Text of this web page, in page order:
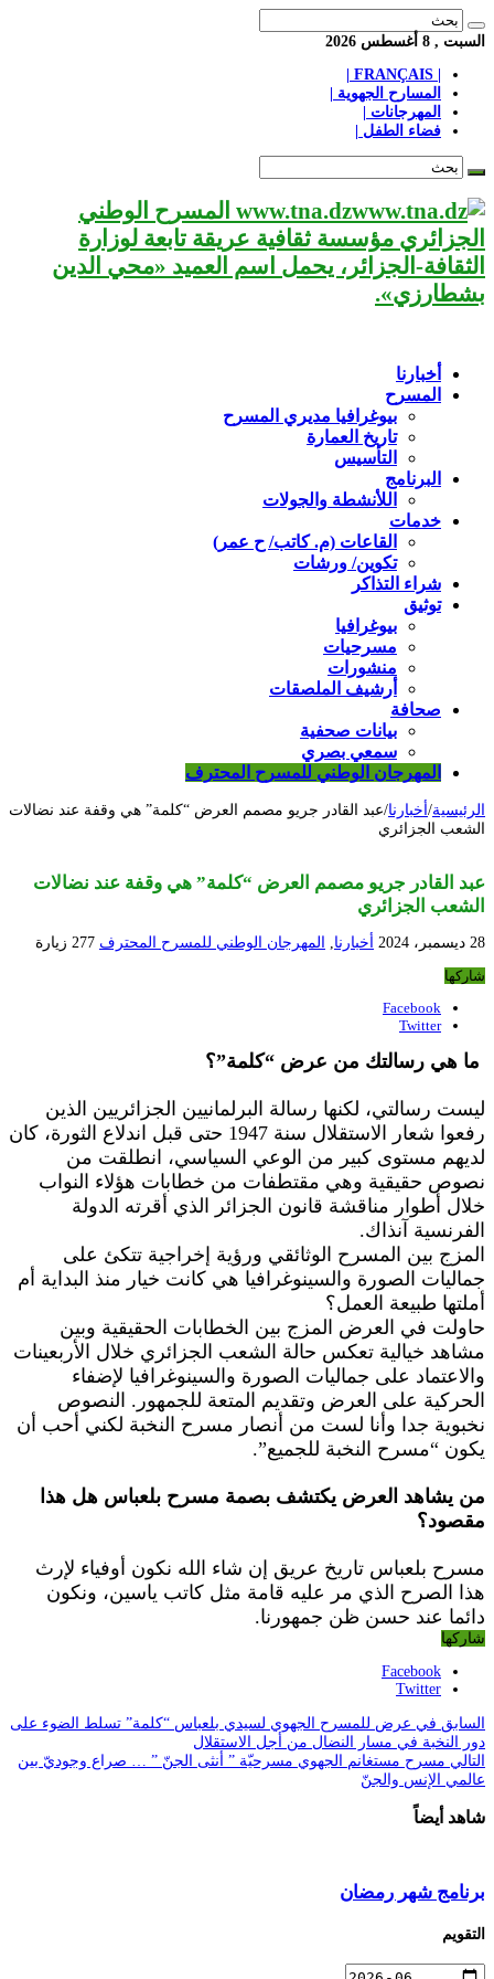
السبت , 8 أغسطس 2026
المسارح الجهوية |
المهرجانات |
فضاء الطفل |
www.tna.dz المسرح الوطني
الجزائري مؤسسة ثقافية عريقة تابعة لوزارة
الثقافة-الجزائر، يحمل اسم العميد «محي الدين
بشطارزي».
أخبارنا
المسرح
بيوغرافيا مديري المسرح
تاريخ العمارة
التأسيس
البرنامج
اللأنشطة والجولات
خدمات
القاعات (م. كاتب/ ح عمر)
تكوين/ ورشات
شراء التذاكر
توثيق
بيوغرافيا
مسرحيات
منشورات
أرشيف الملصقات
صحافة
بيانات صحفية
سمعي بصري
المهرجان الوطني للمسرح المحترف
الرئيسية/ أخبارنا/عبد القادر جريو مصمم العرض “كلمة” هي وقفة عند نضالات
الشعب الجزائري
عبد القادر جريو مصمم العرض “كلمة” هي وقفة عند نضالات
الشعب الجزائري
28 ديسمبر، 2024 أخبارنا, المهرجان الوطني للمسرح المحترف 277 زيارة
شاركها
Facebook
Twitter
ما هي رسالتك من عرض “كلمة”؟
ليست رسالتي، لكنها رسالة البرلمانيين الجزائريين الذين
رفعوا شعار الاستقلال سنة 1947 حتى قبل اندلاع الثورة، كان
لديهم مستوى كبير من الوعي السياسي، انطلقت من
نصوص حقيقية وهي مقتطفات من خطابات هؤلاء النواب
خلال أطوار مناقشة قانون الجزائر الذي أقرته الدولة
الفرنسية آنذاك.
المزج بين المسرح الوثائقي ورؤية إخراجية تتكئ على
جماليات الصورة والسينوغرافيا هي كانت خيار منذ البداية أم
أملتها طبيعة العمل؟
حاولت في العرض المزج بين الخطابات الحقيقية وبين
مشاهد خيالية تعكس حالة الشعب الجزائري خلال الأربعينات
والاعتماد على جماليات الصورة والسينوغرافيا لإضفاء
الحركية على العرض وتقديم المتعة للجمهور. النصوص
نخبوية جدا وأنا لست من أنصار مسرح النخبة لكني أحب أن
يكون “مسرح النخبة للجميع”.
من يشاهد العرض يكتشف بصمة مسرح بلعباس هل هذا
مقصود؟
مسرح بلعباس تاريخ عريق إن شاء الله نكون أوفياء لإرث
هذا الصرح الذي مر عليه قامة مثل كاتب ياسين، ونكون
دائما عند حسن ظن جمهورنا.
شاركها
Facebook
Twitter
السابق في عرض للمسرح الجهوي لسيدي بلعباس “كلمة” تسلط الضوء على
دور النخبة في مسار النضال من أجل الاستقلال
التالي مسرح مستغانم الجهوي مسرحيّة ” أنثى الجنّ ” … صراع وجوديّ بين
عالمي الإنس والجنّ
شاهد أيضاً
برنامج شهر رمضان
التقويم